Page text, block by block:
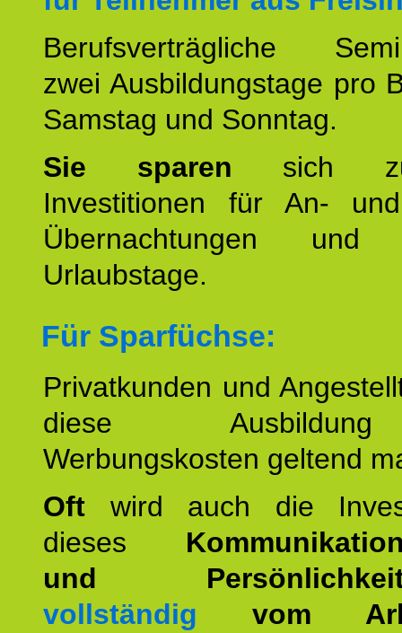
Berufsverträgliche
zwei Ausbildungstage pro
Samstag und Sonntag.
Sie sparen sich
Investitionen für An-
Übernachtungen und
Urlaubstage.
Für Sparfüchse:
Privatkunden und
diese
Werbungskosten geltend
Oft wird auch die
dieses
und
vollständig vom